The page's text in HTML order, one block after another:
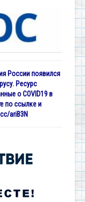
России появился
Ресурс
о COVID19 в
по ссылке и
ariB3N